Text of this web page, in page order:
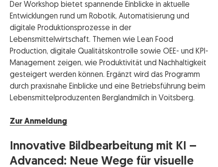
Der Workshop bietet spannende Einblicke in aktuelle
Entwicklungen rund um Robotik, Automatisierung und
digitale Produktionsprozesse in der
Lebensmittelwirtschaft. Themen wie Lean Food
Production, digitale Qualitätskontrolle sowie OEE- und KPI-
Management zeigen, wie Produktivität und Nachhaltigkeit
gesteigert werden können. Ergänzt wird das Programm
durch praxisnahe Einblicke und eine Betriebsführung beim
Lebensmittelproduzenten Berglandmilch in Voitsberg.
Zur Anmeldung
Innovative Bildbearbeitung mit KI –
Advanced: Neue Wege für visuelle